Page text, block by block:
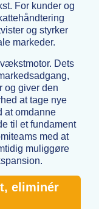
For kunder og
og styrker
markeder.
Dets
og giver den
at tage nye
at omdanne
til et fundament
med at
muliggøre
eliminér